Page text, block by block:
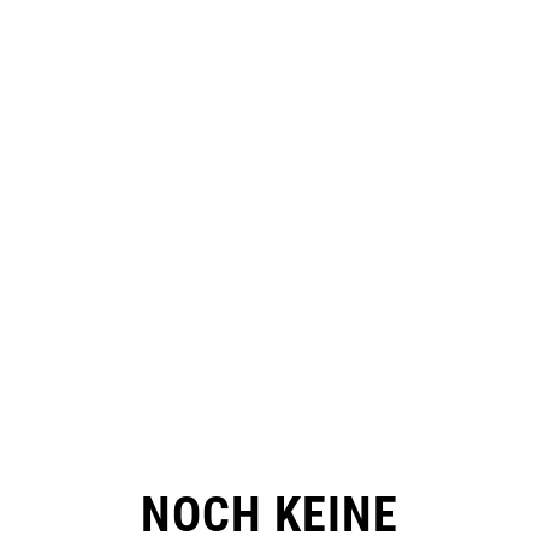
NOCH KEINE